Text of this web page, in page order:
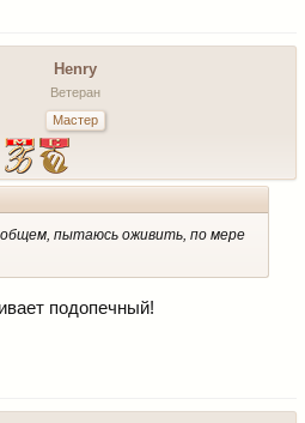
Henry
Ветеран
Мастер
общем, пытаюсь оживить, по мере
подопечный!